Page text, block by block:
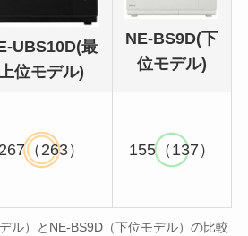
UBS10D(最
位モデル)
NE-BS9D(下
位モデル)
267（263） 155（137）
ル）とNE-BS9D（下位モデル）の比較